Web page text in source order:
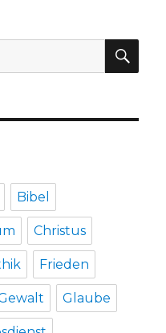
Christoph
Welver
Bibel
Christus
Frieden
Glaube